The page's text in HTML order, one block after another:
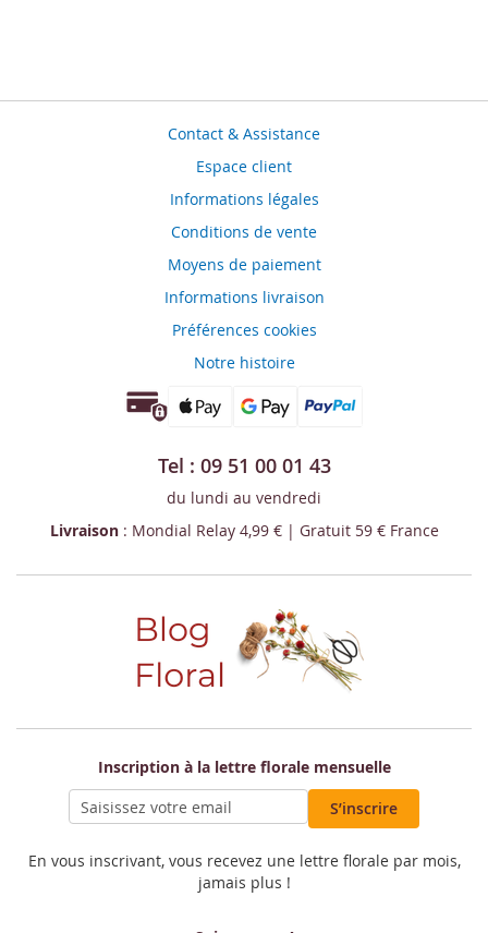
Contact & Assistance
Espace client
Informations légales
Conditions de vente
Moyens de paiement
Informations livraison
Préférences cookies
Notre histoire
Tel : 09 51 00 01 43
du lundi au vendredi
Livraison: Mondial Relay 4,99 € | Gratuit 59 € France
Inscription à la lettre florale mensuelle
S’inscrire
En vous inscrivant, vous recevez une lettre florale par mois,
jamais plus !